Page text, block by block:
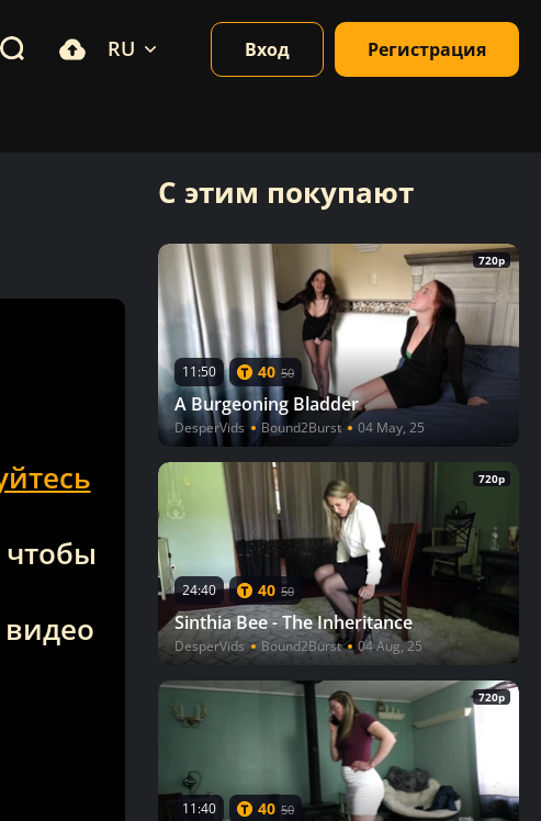
RU Вход Регистрация
чтобы
видео
С этим покупают
720p
11:50 40 50
A Burgeoning Bladder
DesperVids Bound2Burst 04 May, 25
720p
24:40 40 50
Sinthia Bee - The Inheritance
DesperVids Bound2Burst 04 Aug, 25
720p
11:40 40 50